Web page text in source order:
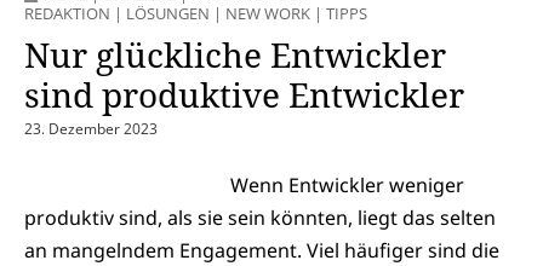
REDAKTION | LÖSUNGEN | NEW WORK | TIPPS
Nur glückliche Entwickler
sind produktive Entwickler
23. Dezember 2023
Wenn Entwickler weniger
produktiv sind, als sie sein könnten, liegt das selten
an mangelndem Engagement. Viel häufiger sind die